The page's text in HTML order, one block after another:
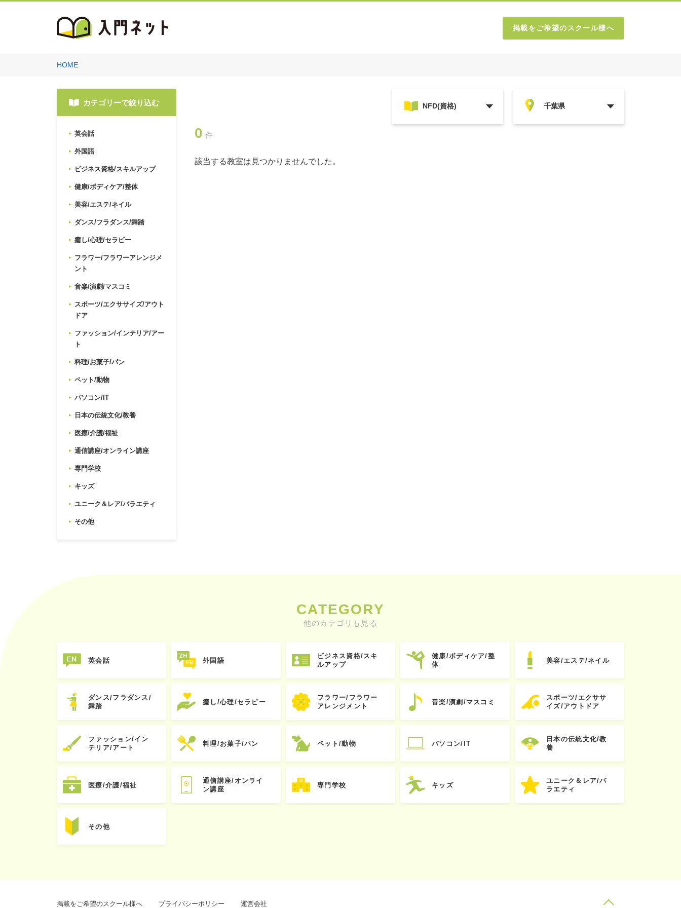
掲載をご希望のスクール様へ
HOME
カテゴリーで絞り込む
英会話
外国語
ビジネス資格/スキルアップ
健康/ボディケア/整体
美容/エステ/ネイル
ダンス/フラダンス/舞踏
癒し/心理/セラピー
フラワー/フラワーアレンジメ
ント
音楽/演劇/マスコミ
スポーツ/エクササイズ/アウト
ドア
ファッション/インテリア/アー
ト
料理/お菓子/パン
ペット/動物
パソコン/IT
日本の伝統文化/教養
医療/介護/福祉
通信講座/オンライン講座
専門学校
キッズ
ユニーク＆レア/バラエティ
その他
0 件
該当する教室は見つかりませんでした。
CATEGORY
他のカテゴリも見る
英会話 外国語
ビジネス資格/スキ
ルアップ
健康/ボディケア/整
体
美容/エステ/ネイル
ダンス/フラダンス/
舞踏
癒し/心理/セラピー
フラワー/フラワー
アレンジメント
音楽/演劇/マスコミ
スポーツ/エクササ
イズ/アウトドア
ファッション/イン
テリア/アート
料理/お菓子/パン ペット/動物 パソコン/IT
日本の伝統文化/教
養
医療/介護/福祉
通信講座/オンライ
ン講座
専門学校 キッズ
ユニーク＆レア/バ
ラエティ
その他
掲載をご希望のスクール様へ プライバシーポリシー 運営会社